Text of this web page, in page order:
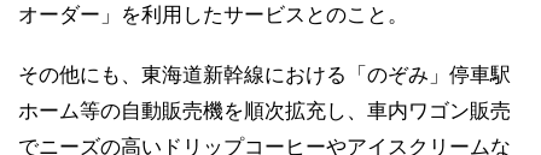
オーダー」を利用したサービスとのこと。
その他にも、東海道新幹線における「のぞみ」停車駅
ホーム等の自動販売機を順次拡充し、車内ワゴン販売
でニーズの高いドリップコーヒーやアイスクリームな